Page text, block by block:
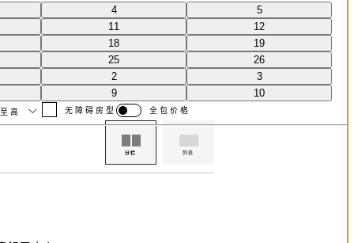
4
5
11
12
18
19
25
26
2
3
9 10
无障碍房型 全包价格
分栏 列表